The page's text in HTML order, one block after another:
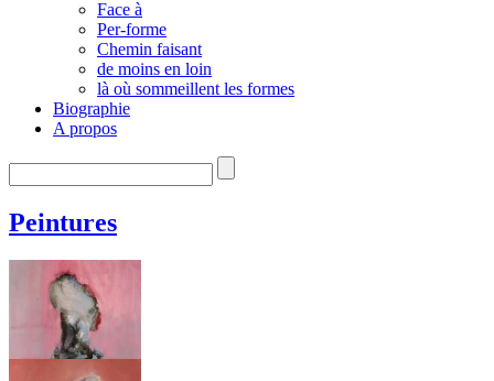
Face à
Per-forme
Chemin faisant
de moins en loin
là où sommeillent les formes
Biographie
A propos
Peintures